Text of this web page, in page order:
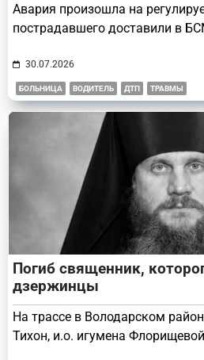
Авария произошла на
пострадавшего доставили в
30.07.2026
БОЛЬНИЦА ВОДИТЕЛЬ ДТП ТРАВМЫ
Погиб священник,
дзержинцы
На трассе в Володарском
Тихон, и.о. игумена